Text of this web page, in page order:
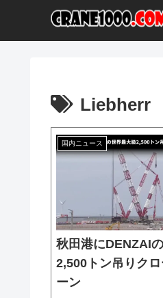
Liebherr
国内ニュース
秋田港にDENZAI
2,500トン吊りク
ーン